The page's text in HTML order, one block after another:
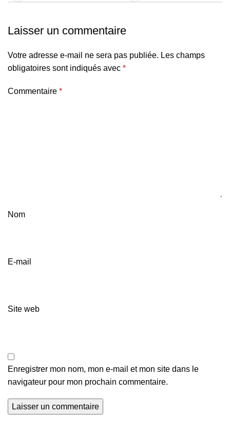
Laisser un commentaire
Votre adresse e-mail ne sera pas publiée. Les champs
obligatoires sont indiqués avec *
Commentaire *
Nom
E-mail
Site web
Enregistrer mon nom, mon e-mail et mon site dans le
navigateur pour mon prochain commentaire.